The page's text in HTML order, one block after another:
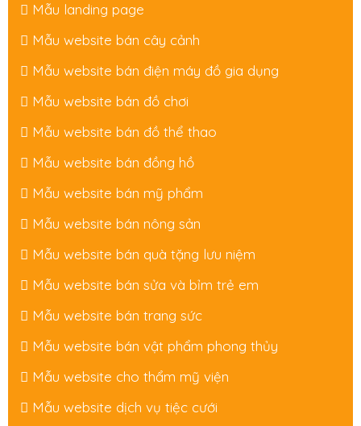
Mẫu landing page
Mẫu website bán cây cảnh
Mẫu website bán điện máy đồ gia dụng
Mẫu website bán đồ chơi
Mẫu website bán đồ thể thao
Mẫu website bán đồng hồ
Mẫu website bán mỹ phẩm
Mẫu website bán nông sản
Mẫu website bán quà tặng lưu niệm
Mẫu website bán sửa và bỉm trẻ em
Mẫu website bán trang sức
Mẫu website bán vật phẩm phong thủy
Mẫu website cho thẩm mỹ viện
Mẫu website dịch vụ tiệc cưới